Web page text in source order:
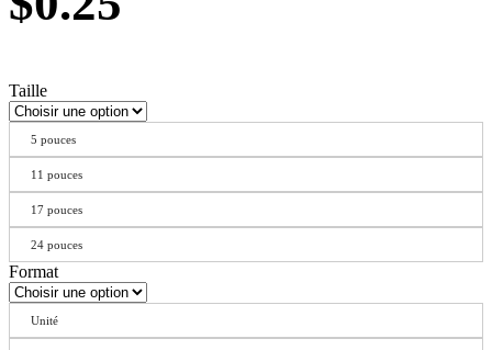
Taille
5 pouces
11 pouces
17 pouces
24 pouces
Format
Unité